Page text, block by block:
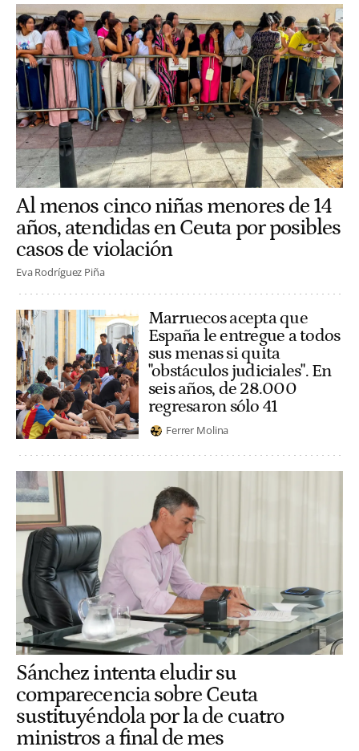
Al menos cinco niñas menores de 14
años, atendidas en Ceuta por posibles
casos de violación
Eva Rodríguez Piña
Marruecos acepta que
España le entregue a todos
sus menas si quita
"obstáculos judiciales". En
seis años, de 28.000
regresaron sólo 41
Ferrer Molina
Sánchez intenta eludir su
comparecencia sobre Ceuta
sustituyéndola por la de cuatro
ministros a final de mes